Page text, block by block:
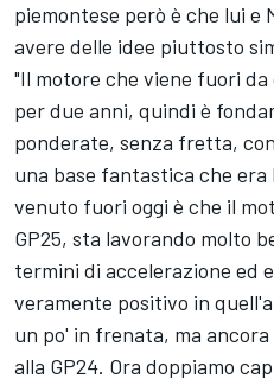
piemontese però è che lui e
avere delle idee piuttosto
"Il motore che viene fuori
per due anni, quindi è
ponderate, senza fretta,
una base fantastica che era
venuto fuori oggi è che il
GP25, sta lavorando molto
termini di accelerazione ed
veramente positivo in
un po' in frenata, ma
alla GP24. Ora doppiamo